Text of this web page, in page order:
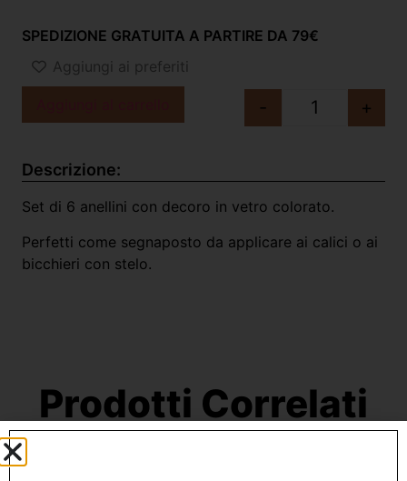
SPEDIZIONE GRATUITA A PARTIRE DA 79€
Aggiungi ai preferiti
- +
Descrizione:
Set di 6 anellini con decoro in vetro colorato.
Perfetti come segnaposto da applicare ai calici o ai
bicchieri con stelo.
Prodotti Correlati